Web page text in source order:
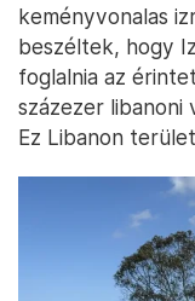
keményvonalas
beszéltek, hogy
foglalnia az
százezer libanoni
Ez Libanon